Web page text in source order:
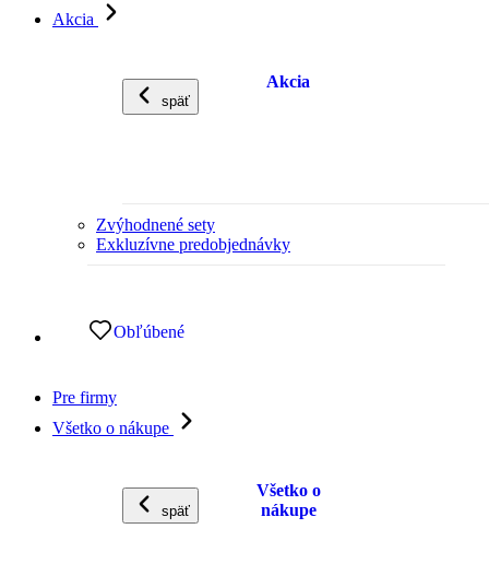
Akcia
späť
Akcia
Zvýhodnené sety
Exkluzívne predobjednávky
Obľúbené
Pre firmy
Všetko o nákupe
späť
Všetko o
nákupe